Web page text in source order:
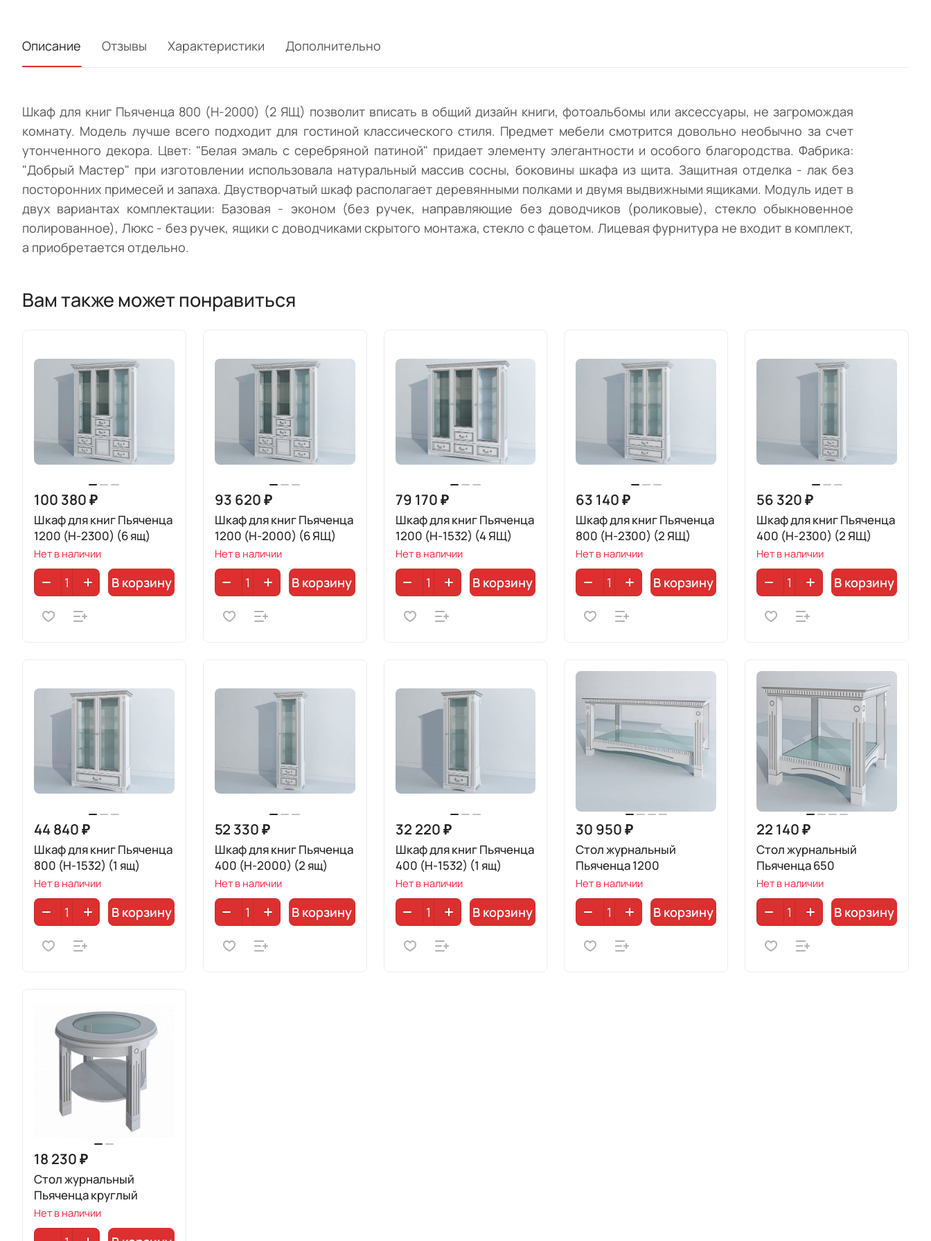
вариантах комплектации: Базовая - эконом
(без ручек, направляющие без доводчиков
(роликовые), стекло обыкновенное
полированное), Люкс - без ручек, ящики с
доводчиками скрытого монтажа, стекло с
фацетом. Лицевая фурнитура не входит в
комплект, а приобретается отдельно.
Описание Отзывы Характеристики Дополнительно
Шкаф для книг Пьяченца 800 (H-2000) (2 ЯЩ) позволит вписать в общий дизайн книги, фотоальбомы или аксессуары, не загромождая
комнату. Модель лучше всего подходит для гостиной классического стиля. Предмет мебели смотрится довольно необычно за счет
утонченного декора. Цвет: "Белая эмаль с серебряной патиной" придает элементу элегантности и особого благородства. Фабрика:
"Добрый Мастер" при изготовлении использовала натуральный массив сосны, боковины шкафа из щита. Защитная отделка - лак без
посторонних примесей и запаха. Двустворчатый шкаф располагает деревянными полками и двумя выдвижными ящиками. Модуль идет в
двух вариантах комплектации: Базовая - эконом (без ручек, направляющие без доводчиков (роликовые), стекло обыкновенное
полированное), Люкс - без ручек, ящики с доводчиками скрытого монтажа, стекло с фацетом. Лицевая фурнитура не входит в комплект,
а приобретается отдельно.
Вам также может понравиться
100 380 ₽
Шкаф для книг Пьяченца
1200 (H-2300) (6 ящ)
Нет в наличии
В корзину
93 620 ₽
Шкаф для книг Пьяченца
1200 (H-2000) (6 ЯЩ)
Нет в наличии
В корзину
79 170 ₽
Шкаф для книг Пьяченца
1200 (H-1532) (4 ЯЩ)
Нет в наличии
В корзину
63 140 ₽
Шкаф для книг Пьяченца
800 (H-2300) (2 ЯЩ)
Нет в наличии
В корзину
56 320 ₽
Шкаф для книг Пьяченца
400 (H-2300) (2 ЯЩ)
Нет в наличии
В корзину
44 840 ₽
Шкаф для книг Пьяченца
800 (H-1532) (1 ящ)
Нет в наличии
В корзину
52 330 ₽
Шкаф для книг Пьяченца
400 (H-2000) (2 ящ)
Нет в наличии
В корзину
32 220 ₽
Шкаф для книг Пьяченца
400 (H-1532) (1 ящ)
Нет в наличии
В корзину
30 950 ₽
Стол журнальный
Пьяченца 1200
Нет в наличии
В корзину
22 140 ₽
Стол журнальный
Пьяченца 650
Нет в наличии
В корзину
18 230 ₽
Стол журнальный
Пьяченца круглый
Нет в наличии